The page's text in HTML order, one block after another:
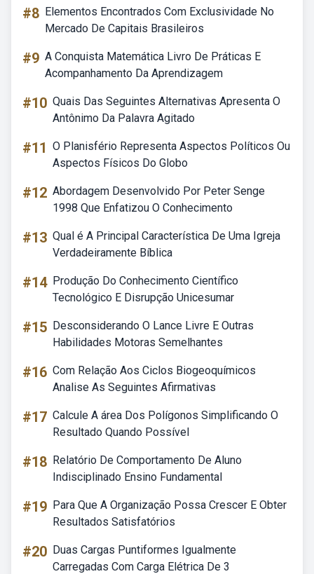
#8 Elementos Encontrados Com Exclusividade No
Mercado De Capitais Brasileiros
#9 A Conquista Matemática Livro De Práticas E
Acompanhamento Da Aprendizagem
#10 Quais Das Seguintes Alternativas Apresenta O
Antônimo Da Palavra Agitado
#11 O Planisfério Representa Aspectos Políticos Ou
Aspectos Físicos Do Globo
#12 Abordagem Desenvolvido Por Peter Senge
1998 Que Enfatizou O Conhecimento
#13 Qual é A Principal Característica De Uma Igreja
Verdadeiramente Bíblica
#14 Produção Do Conhecimento Científico
Tecnológico E Disrupção Unicesumar
#15 Desconsiderando O Lance Livre E Outras
Habilidades Motoras Semelhantes
#16 Com Relação Aos Ciclos Biogeoquímicos
Analise As Seguintes Afirmativas
#17 Calcule A área Dos Polígonos Simplificando O
Resultado Quando Possível
#18 Relatório De Comportamento De Aluno
Indisciplinado Ensino Fundamental
#19 Para Que A Organização Possa Crescer E Obter
Resultados Satisfatórios
#20 Duas Cargas Puntiformes Igualmente
Carregadas Com Carga Elétrica De 3